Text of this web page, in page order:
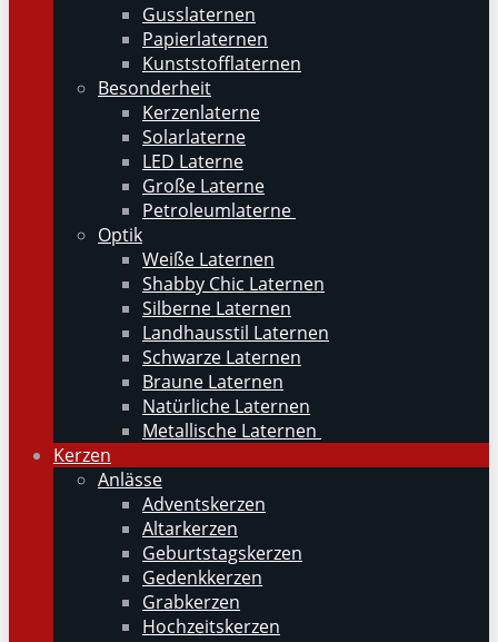
Gusslaternen
Papierlaternen
Kunststofflaternen
Besonderheit
Kerzenlaterne
Solarlaterne
LED Laterne
Große Laterne
Petroleumlaterne
Optik
Weiße Laternen
Shabby Chic Laternen
Silberne Laternen
Landhausstil Laternen
Schwarze Laternen
Braune Laternen
Natürliche Laternen
Metallische Laternen
Kerzen
Anlässe
Adventskerzen
Altarkerzen
Geburtstagskerzen
Gedenkkerzen
Grabkerzen
Hochzeitskerzen